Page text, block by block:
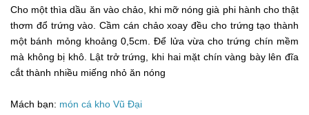
Cho một thìa dầu ăn vào chảo, khi mỡ nóng già phi hành cho thật
thơm đổ trứng vào. Cầm cán chảo xoay đều cho trứng tạo thành
một bánh mỏng khoảng 0,5cm. Để lửa vừa cho trứng chín mềm
mà không bị khô. Lật trở trứng, khi hai mặt chín vàng bày lên đĩa
cắt thành nhiều miếng nhỏ ăn nóng
Mách bạn: món cá kho Vũ Đại